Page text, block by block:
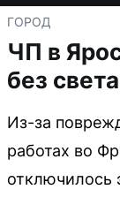
ГОРОД
ЧП в
без
Из-за
работах во
отключилось